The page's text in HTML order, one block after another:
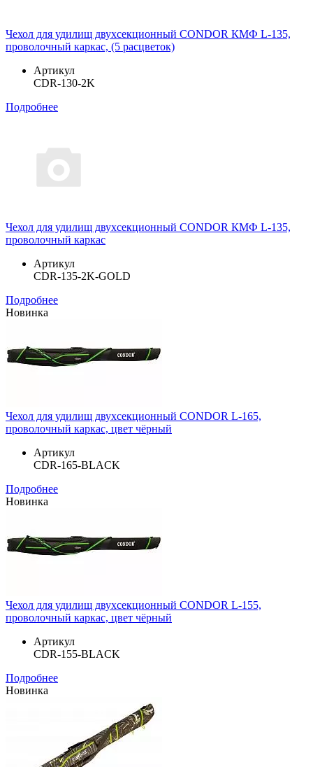
Чехол для удилищ двухсекционный CONDOR КМФ L-135,
проволочный каркас, (5 расцветок)
Артикул
CDR-130-2K
Подробнее
Чехол для удилищ двухсекционный CONDOR КМФ L-135,
проволочный каркас
Артикул
CDR-135-2K-GOLD
Подробнее
Новинка
Чехол для удилищ двухсекционный CONDOR L-165,
проволочный каркас, цвет чёрный
Артикул
CDR-165-BLACK
Подробнее
Новинка
Чехол для удилищ двухсекционный CONDOR L-155,
проволочный каркас, цвет чёрный
Артикул
CDR-155-BLACK
Подробнее
Новинка